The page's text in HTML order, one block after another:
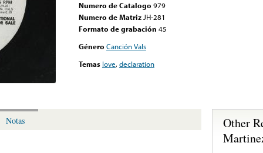
Numero de Catalogo 979
Numero de Matriz JH-281
Formato de grabación 45
Género Canción Vals
Temas love,declaration
Notas
Other